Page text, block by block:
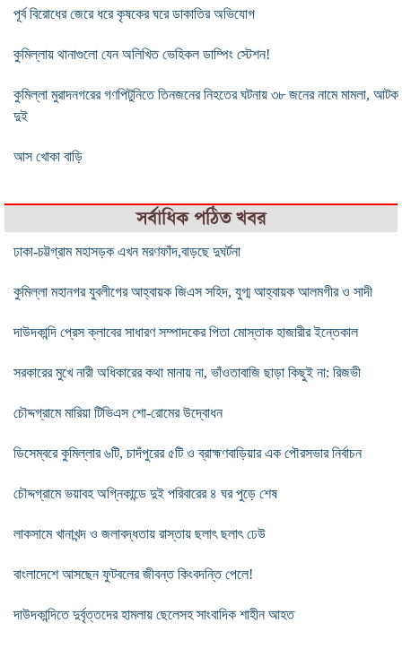
পূর্ব বিরোধের জেরে ধরে কৃষকের ঘরে ডাকাতির অভিযোগ
কুমিল্লায় থানাগুলো যেন অলিখিত ভেহিকল ডাম্পিং স্টেশন!
কুমিল্লা মুরাদনগরের গণপিটুনিতে তিনজনের নিহতের ঘটনায় ৩৮ জনের নামে মামলা, আটক
দুই
আস খোকা বাড়ি
সর্বাধিক পঠিত খবর
ঢাকা-চট্টগ্রাম মহাসড়ক এখন মরণফাঁদ,বাড়ছে দুঘর্টনা
কুমিল্লা মহানগর যুবলীগের আহ্বায়ক জিএস সহিদ, যুগ্ম আহ্বায়ক আলমগীর ও সাদী
দাউদকান্দি প্রেস ক্লাবের সাধারণ সম্পাদকের পিতা মোস্তাক হাজারীর ইন্তেকাল
সরকারের মুখে নারী অধিকারের কথা মানায় না, ভাঁওতাবাজি ছাড়া কিছুই না: রিজভী
চৌদ্দগ্রামে মারিয়া টিভিএস শো-রোমের উদ্বোধন
ডিসেম্বরে কুমিল্লার ৬টি, চাদঁপুরের ৫টি ও ব্রাহ্মণবাড়িয়ার এক পৌরসভার নির্বাচন
চৌদ্দগ্রামে ভয়াবহ অগ্নিকান্ডে দুই পরিবারের ৪ ঘর পুড়ে শেষ
লাকসামে খানাখন্দ ও জলাবদ্ধতায় রাস্তায় ছলাৎ ছলাৎ ঢেউ
বাংলাদেশে আসছেন ফুটবলের জীবন্ত কিংবদন্তি পেলে!
দাউদকান্দিতে দুর্বৃত্তদের হামলায় ছেলেসহ সাংবাদিক শাহীন আহত